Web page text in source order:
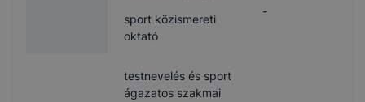
sport közismereti
oktató
testnevelés és sport
ágazatos szakmai
-